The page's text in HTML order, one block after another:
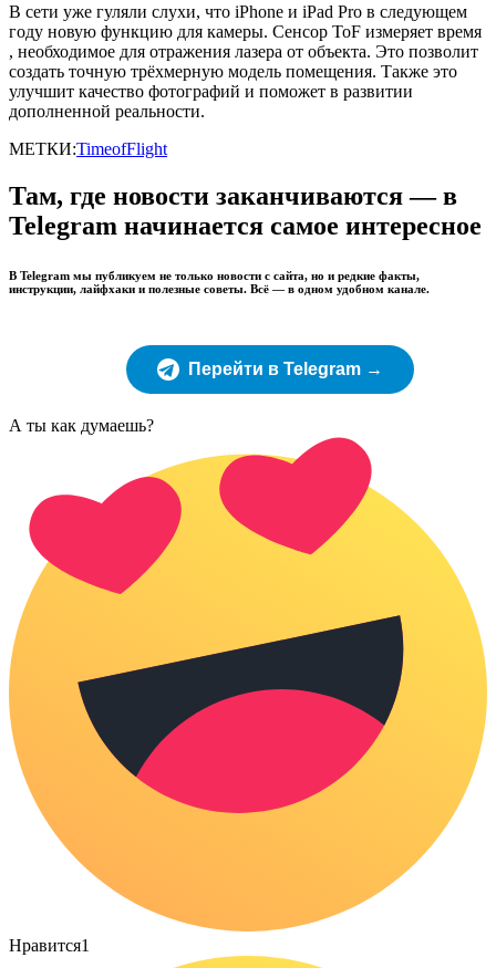
В сети уже гуляли слухи, что iPhone и iPad Pro в следующем
году новую функцию для камеры. Сенсор ToF измеряет время
, необходимое для отражения лазера от объекта. Это позволит
создать точную трёхмерную модель помещения. Также это
улучшит качество фотографий и поможет в развитии
дополненной реальности.
МЕТКИ:TimeofFlight
Там, где новости заканчиваются — в
Telegram начинается самое интересное
В Telegram мы публикуем не только новости с сайта, но и редкие факты,
инструкции, лайфхаки и полезные советы. Всё — в одном удобном канале.
Перейти в Telegram →
А ты как думаешь?
Нравится1